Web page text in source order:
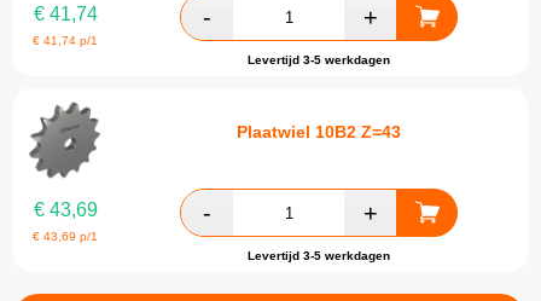
€41,74
€41,74 p/1
Levertijd 3-5 werkdagen
Plaatwiel 10B2 Z=43
€43,69
€43,69 p/1
Levertijd 3-5 werkdagen